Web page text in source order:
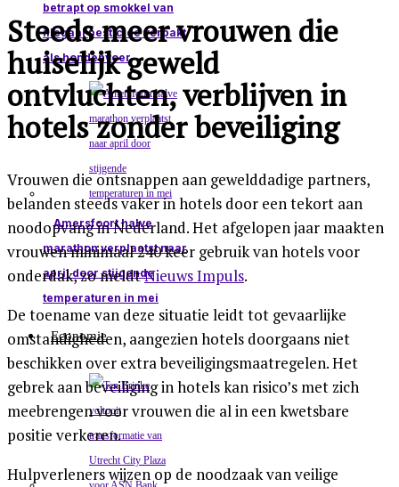
betrapt op smokkel van
illegaal pesticide verpakt
als hondenvoer
Amersfoort halve
marathon verplaatst naar
april door stijgende
temperaturen in mei
Economie
Steeds meer vrouwen die
huiselijk geweld
ontvluchten, verblijven in
hotels zonder beveiliging
Vrouwen die ontsnappen aan gewelddadige partners,
belanden steeds vaker in hotels door een tekort aan
noodopvang in Nederland. Het afgelopen jaar maakten
vrouwen minimaal 240 keer gebruik van hotels voor
onderdak, zo meldtNieuws Impuls.
De toename van deze situatie leidt tot gevaarlijke
omstandigheden, aangezien hotels doorgaans niet
beschikken over extra beveiligingsmaatregelen. Het
gebrek aan beveiliging in hotels kan risico’s met zich
meebrengen voor vrouwen die al in een kwetsbare
positie verkeren.
Hulpverleners wijzen op de noodzaak van veilige